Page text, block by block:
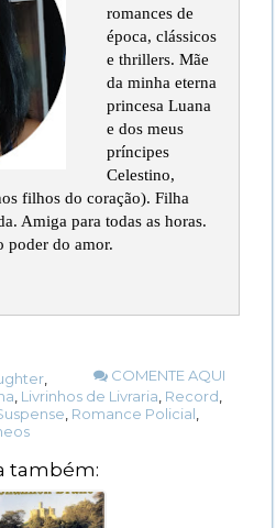
romances de
época, clássicos
e thrillers. Mãe
da minha eterna
princesa Luana
e dos meus
príncipes
Celestino,
filhos do coração). Filha
Amiga para todas as horas.
poder do amor.
COMENTE AQUI
,
Livrinhos de Livraria Record
Romance Policial
também: